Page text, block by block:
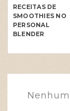
RECEITAS DE
SMOOTHIES NO
PERSONAL
BLENDER